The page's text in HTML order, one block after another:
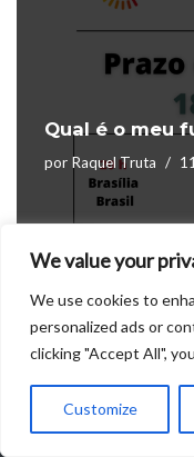
We value your
We use cookies to
personalized ads or
clicking "Accept All",
Customize
Qual é o meu
por Raquel Truta
1 2 3 …
CONFOA|